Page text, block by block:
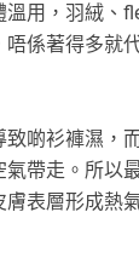
用，羽絨、
唔係著得多就
致啲衫褲濕，
氣帶走。所以
表層形成熱